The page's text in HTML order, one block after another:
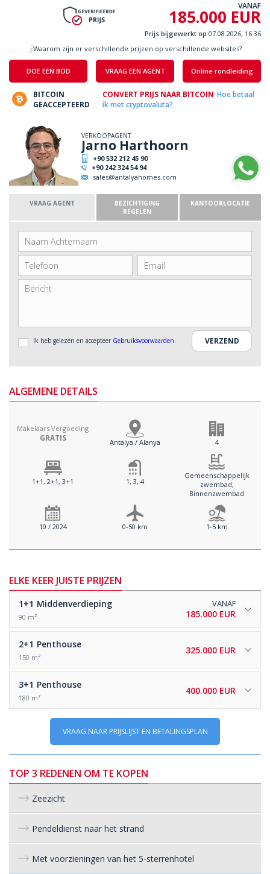
VANAF
185.000 EUR
Prijs bijgewerkt op 07.08.2026, 16.36
DOE EEN BOD VRAAG EEN AGENT Online rondleiding
Waarom zijn er verschillende prijzen op verschillende websites?
BITCOIN
GEACCEPTEERD
CONVERT PRIJS NAAR BITCOIN Hoe betaal
ik met cryptovaluta?
VERKOOPAGENT
Jarno Harthoorn
+90 532 212 45 90
+90 242 324 54 94
sales@antalyahomes.com
VRAAG AGENT
BEZICHTIGING
REGELEN
KANTOORLOCATIE
Ik heb gelezen en accepteer Gebruiksvoorwaarden.
ALGEMENE DETAILS
Makelaars Vergoeding
GRATIS Antalya / Alanya 4
1+1, 2+1, 3+1 1, 3, 4
Gemeenschappelijk
zwembad,
Binnenzwembad
10 / 2024 0-50 km 1-5 km
ELKE KEER JUISTE PRIJZEN
1+1 Middenverdieping
90 m²
VANAF
185.000 EUR
2+1 Penthouse
150 m²
325.000 EUR
3+1 Penthouse
180 m²
400.000 EUR
VRAAG NAAR PRIJSLIJST EN BETALINGSPLAN
TOP 3 REDENEN OM TE KOPEN
Zeezicht
Pendeldienst naar het strand
Met voorzieningen van het 5-sterrenhotel